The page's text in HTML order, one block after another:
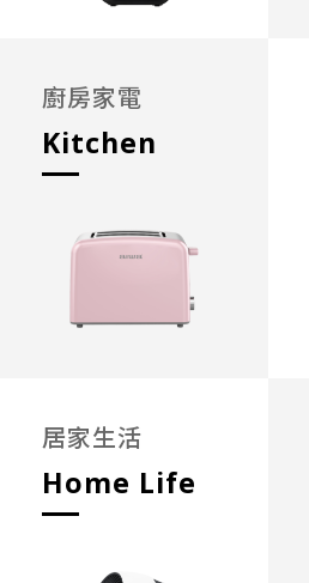
廚房家電
Kitchen
居家生活
Home Life